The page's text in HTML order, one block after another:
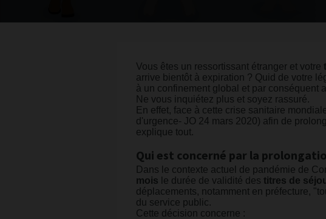
Vous êtes un ressortissant étranger et votre
arrive bientôt à expiration ? Quid de votre
à un confinement global et par conséquent
Ne vous inquiétez plus et soyez rassuré.
En effet, face à cette crise sanitaire
d'urgence- JO 24 mars 2020) afin de
explique tout.
Qui est concerné par la
Dans le contexte actuel de pandémie de
mois le durée de validité des titres de
déplacements, notamment en préfecture,
du service public.
Cette décision concerne :